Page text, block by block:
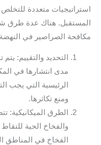
استراتيجيات متعددة
المستقبل. هناك عدة طرق
مكافحة الصراصير في
التحديد والتقييم:
مدى انتشارها في
الرئيسية التي يجب
ومنع تكاثرها.
الطرق الميكانيكية:
والفخاخ الحية
الفخاخ في المناطق